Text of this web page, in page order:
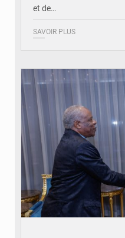
et de…
SAVOIR PLUS